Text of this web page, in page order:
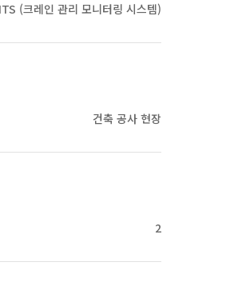
(크레인 관리 모니터링 시스템)
건축 공사 현장
2